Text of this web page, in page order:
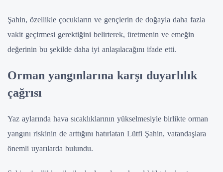
Şahin, özellikle çocukların ve gençlerin de doğayla daha fazla
vakit geçirmesi gerektiğini belirterek, üretmenin ve emeğin
değerinin bu şekilde daha iyi anlaşılacağını ifade etti.
Orman yangınlarına karşı duyarlılık
çağrısı
Yaz aylarında hava sıcaklıklarının yükselmesiyle birlikte orman
yangını riskinin de arttığını hatırlatan Lütfi Şahin, vatandaşlara
önemli uyarılarda bulundu.